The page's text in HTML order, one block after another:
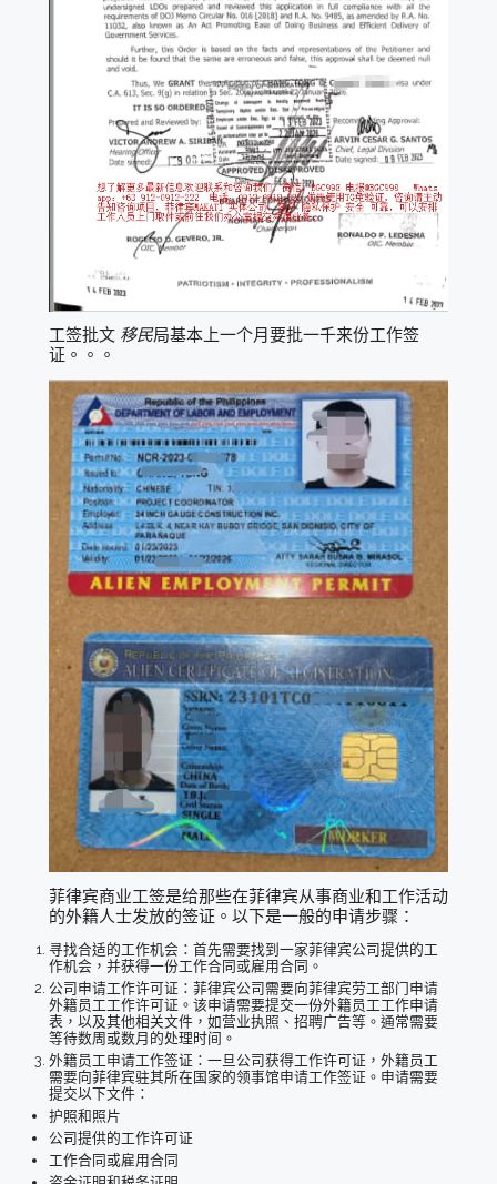
工签批文 移民局基本上一个月要批一千来份工作签
证。。。
菲律宾商业工签是给那些在菲律宾从事商业和工作活动
的外籍人士发放的签证。以下是一般的申请步骤：
寻找合适的工作机会：首先需要找到一家菲律宾公司提供的工
作机会，并获得一份工作合同或雇用合同。
公司申请工作许可证：菲律宾公司需要向菲律宾劳工部门申请
外籍员工工作许可证。该申请需要提交一份外籍员工工作申请
表，以及其他相关文件，如营业执照、招聘广告等。通常需要
等待数周或数月的处理时间。
外籍员工申请工作签证：一旦公司获得工作许可证，外籍员工
需要向菲律宾驻其所在国家的领事馆申请工作签证。申请需要
提交以下文件：
护照和照片
公司提供的工作许可证
工作合同或雇用合同